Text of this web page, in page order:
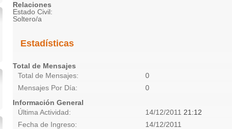
Relaciones
Estado Civil:
Soltero/a
Estadísticas
Total de Mensajes
Total de Mensajes
0
Mensajes Por Día
0
Información General
Última Actividad
14/12/2011 21:12
Fecha de Ingreso
14/12/2011